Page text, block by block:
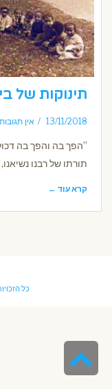
תינוקות של
13/11/2018 אין תגובות
”הפך בה והפך בה
תורתו של רבנו
קרא עוד ←
כל
לראש